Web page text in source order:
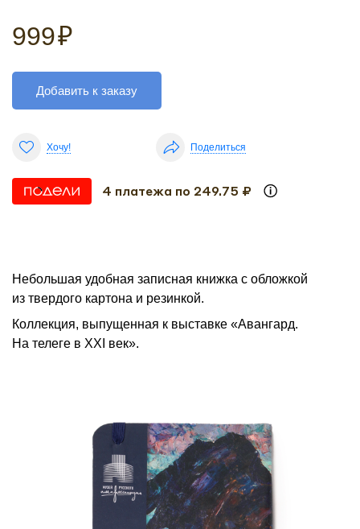
999₽
Добавить к заказу
Хочу! Поделиться
4 платежа по 249.75 ₽
Небольшая удобная записная книжка с обложкой
из твердого картона и резинкой.
Коллекция, выпущенная к выставке «Авангард.
На телеге в XXI век».